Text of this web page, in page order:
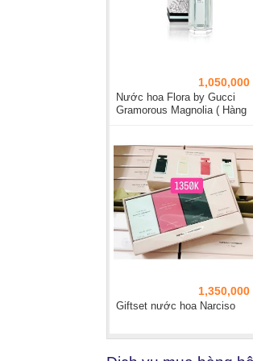
1,050,000
Nước hoa Flora by Gucci
Gramorous Magnolia ( Hàng
1,350,000
Giftset nước hoa Narciso